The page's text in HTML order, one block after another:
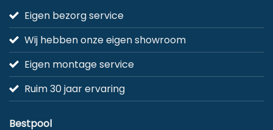
Eigen bezorg service
Wij hebben onze eigen showroom
Eigen montage service
Ruim 30 jaar ervaring
Bestpool